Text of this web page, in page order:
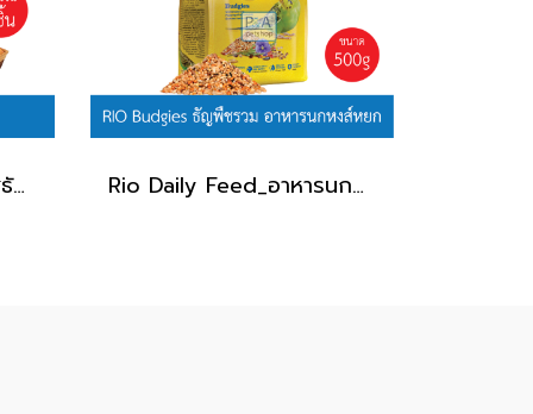
Rio บิสกิตนก_ขนมนก รสธัญพืช Rio Daily Feed_อาหารนกหงส์หยก 500g.